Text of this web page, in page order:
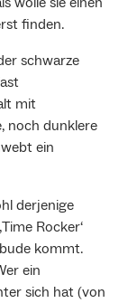
finden.
schwarze
mit
noch dunklere
ein
derjenige
Rocker‘
kommt.
ein
sich hat (von